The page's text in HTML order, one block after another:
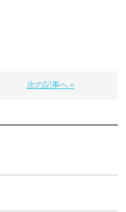
次の記事へ »